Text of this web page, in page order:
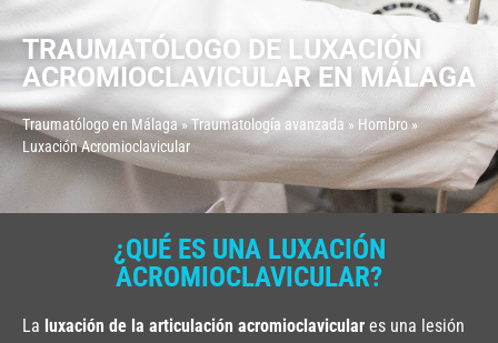
TRAUMATÓLOGO DE LUXACIÓN
ACROMIOCLAVICULAR EN MÁLAGA
Traumatólogo en Málaga»Traumatología avanzada » Hombro »
Luxación Acromioclavicular
¿QUÉ ES UNA LUXACIÓN
ACROMIOCLAVICULAR?
La luxación de la articulación acromioclavicular es una lesión